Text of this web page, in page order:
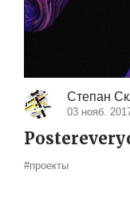
Степан
03 нояб.
#проекты